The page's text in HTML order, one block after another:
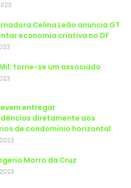
Celina Leão anuncia GT
economia criativa no DF
torne-se um associado
entregar
diretamente aos
de condomínio horizontal
Morro da Cruz